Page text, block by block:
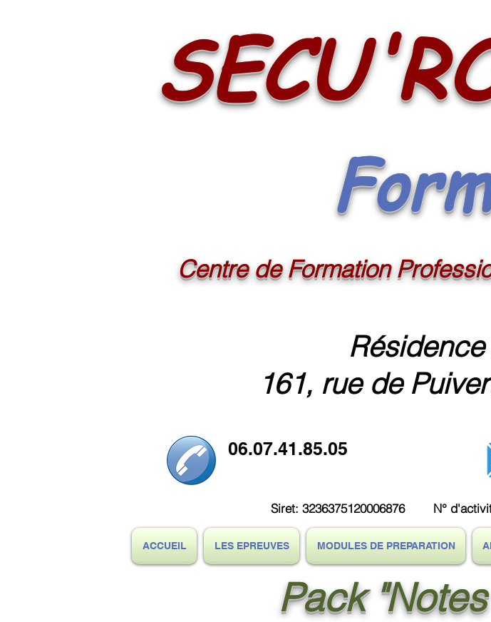
Centre de Formation
161, rue de
06.07.41.85.05
Siret: 3236375120006876 N°
ACCUEIL LES EPREUVES MODULES DE PREPARATION
Pack